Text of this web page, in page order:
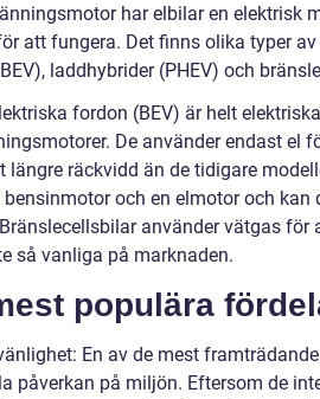
har elbilar en elektrisk
att fungera. Det finns olika typer
laddhybrider (PHEV) och
fordon (BEV) är helt
De använder endast el
längre räckvidd än de tidigare
bensinmotor och en elmotor och
använder vätgas för
så vanliga på marknaden.
populära
En av de mest
påverkan på miljön. Eftersom de